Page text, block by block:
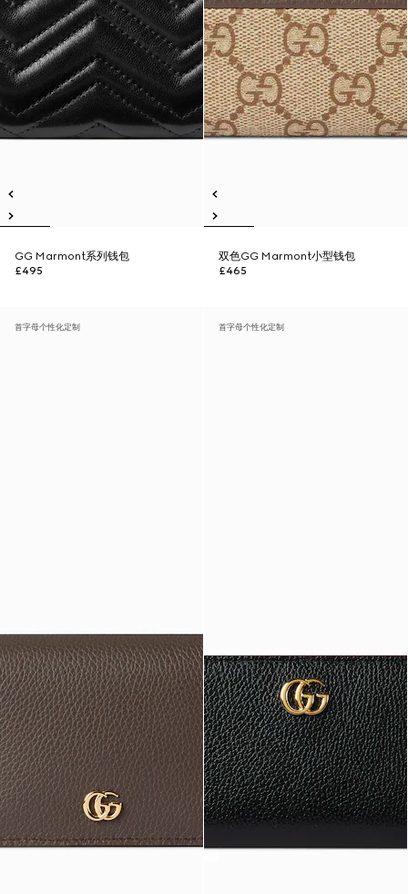
GG Marmont系列钱包
£495
双色GG Marmont小型钱包
£465
首字母个性化定制 首字母个性化定制